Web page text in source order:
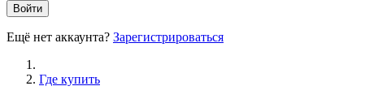
Войти
Ещё нет аккаунта? Зарегистрироваться
Где купить